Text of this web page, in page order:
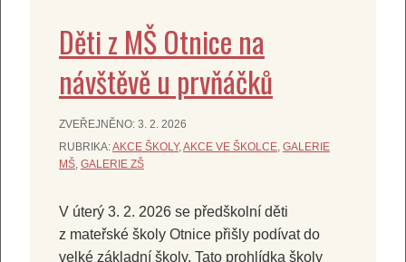
Děti z MŠ Otnice na
návštěvě u prvňáčků
ZVEŘEJNĚNO: 3. 2. 2026
RUBRIKA:AKCE ŠKOLY,AKCE VE ŠKOLCE, GALERIE
MŠ, GALERIE ZŠ
V úterý 3. 2. 2026 se předškolní děti
z mateřské školy Otnice přišly podívat do
velké základní školy. Tato prohlídka školy